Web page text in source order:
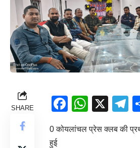
SHARE Facebook
X
0 कोयलांचल प्रेस क्लब की
हुई